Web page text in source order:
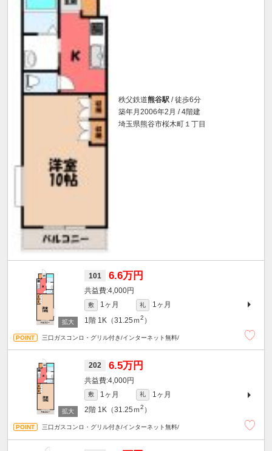
秩父鉄道熊谷駅 / 徒歩6分
築年月2006年2月 / 4階建
埼玉県熊谷市桜木町１丁目
101 6.6万円
4,000円
敷 1ヶ月 礼
1ヶ月
1階 1K（31.25ｍ2 ）
三口ガスコンロ・グリル付き/インターネット無料/
202 6.5万円
4,000円
敷 1ヶ月 礼
1ヶ月
2階 1K（31.25ｍ2 ）
三口ガスコンロ・グリル付き/インターネット無料/